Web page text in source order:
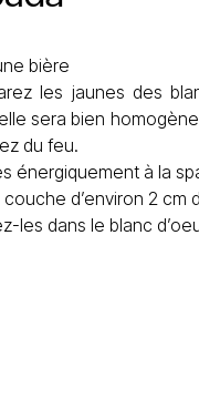
bière
les jaunes des
sera bien
du feu.
énergiquement à la
d’environ 2 cm
dans le blanc